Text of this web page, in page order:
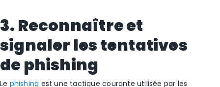
3. Reconnaître et
signaler les tentatives
de phishing
Le phishing est une tactique courante utilisée par les